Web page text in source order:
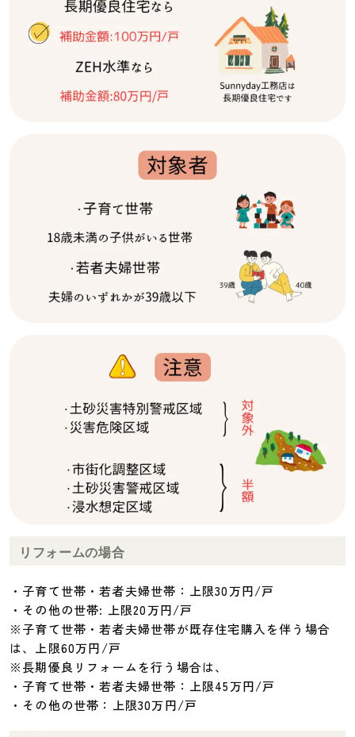
リフォームの場合
・子育て世帯・若者夫婦世帯：上限30万円/戸
・その他の世帯: 上限20万円/戸
※子育て世帯・若者夫婦世帯が既存住宅購入を伴う場合
は、上限60万円/戸
※長期優良リフォームを行う場合は、
・子育て世帯・若者夫婦世帯：上限45万円/戸
・その他の世帯：上限30万円/戸